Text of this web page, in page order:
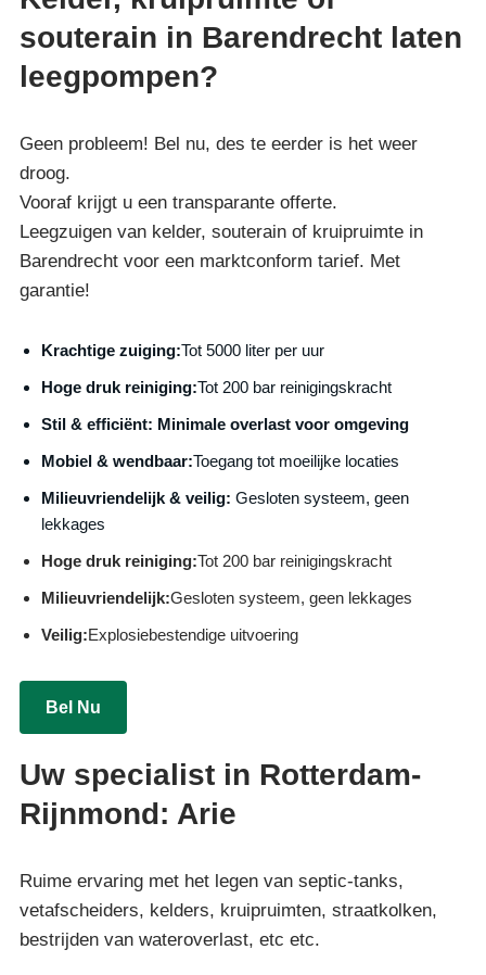
souterain in Barendrecht laten
leegpompen?
Geen probleem! Bel nu, des te eerder is het weer
droog.
Vooraf krijgt u een transparante offerte.
Leegzuigen van kelder, souterain of kruipruimte in
Barendrecht voor een marktconform tarief. Met
garantie!
Krachtige zuiging:Tot 5000 liter per uur
Hoge druk reiniging:Tot 200 bar reinigingskracht
Stil & efficiënt: Minimale overlast voor omgeving
Mobiel & wendbaar:Toegang tot moeilijke locaties
Milieuvriendelijk & veilig: Gesloten systeem, geen
lekkages
Hoge druk reiniging:Tot 200 bar reinigingskracht
Milieuvriendelijk:Gesloten systeem, geen lekkages
Veilig:Explosiebestendige uitvoering
Bel Nu
Uw specialist in Rotterdam-
Rijnmond: Arie
Ruime ervaring met het legen van septic-tanks,
vetafscheiders, kelders, kruipruimten, straatkolken,
bestrijden van wateroverlast, etc etc.